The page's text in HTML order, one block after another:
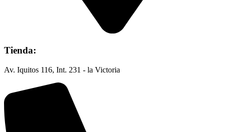
Tienda:
Av. Iquitos 116, Int. 231 - la Victoria